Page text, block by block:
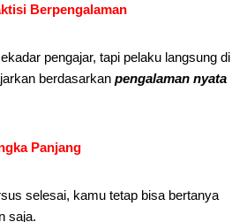
Berpengalaman
pengajar, tapi pelaku langsung di
berdasarkan pengalaman nyata
Panjang
selesai, kamu tetap bisa bertanya
saja.